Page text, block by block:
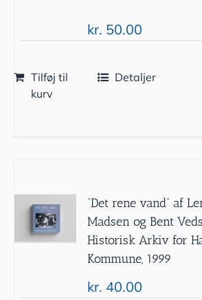
kr. 50.00
Tilføj til
kurv
Detaljer
”Det rene vand” af
Madsen og Bent
Historisk Arkiv for
Kommune, 1999
kr. 40.00